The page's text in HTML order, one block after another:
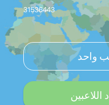
31536443
واحد
اللاعبين